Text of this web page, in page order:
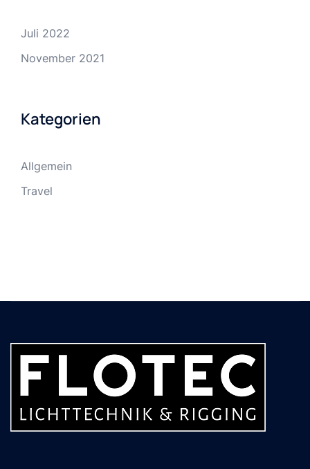
Juli 2022
November 2021
Kategorien
Allgemein
Travel